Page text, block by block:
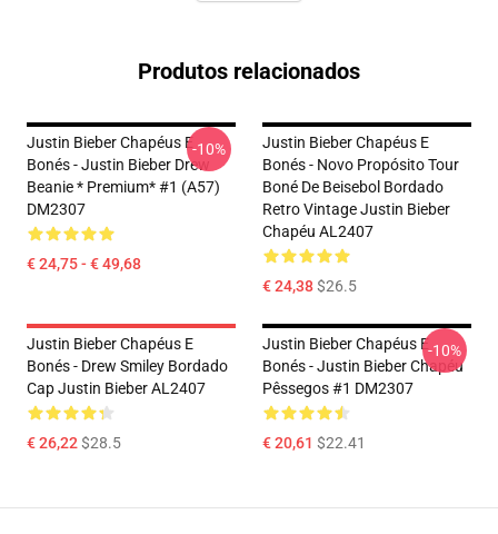
Produtos relacionados
Justin Bieber Chapéus E
Bonés - Justin Bieber Drew
Beanie * Premium* #1 (A57)
DM2307
€ 24,75 - € 49,68
-10%
Justin Bieber Chapéus E
Bonés - Novo Propósito Tour
Boné De Beisebol Bordado
Retro Vintage Justin Bieber
Chapéu AL2407
€ 24,38$26.5
Justin Bieber Chapéus E
Bonés - Drew Smiley Bordado
Cap Justin Bieber AL2407
€ 26,22$28.5
Justin Bieber Chapéus E
Bonés - Justin Bieber Chapéu
Pêssegos #1 DM2307
€ 20,61 $22.41
-10%